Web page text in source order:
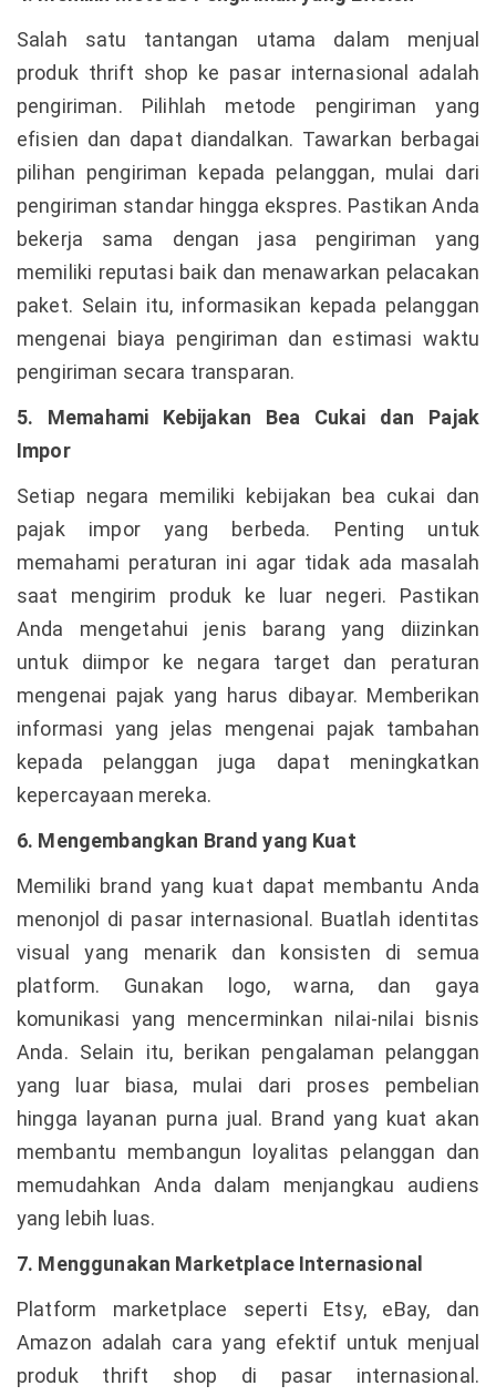
Salah satu tantangan utama dalam menjual
produk thrift shop ke pasar internasional adalah
pengiriman. Pilihlah metode pengiriman yang
efisien dan dapat diandalkan. Tawarkan berbagai
pilihan pengiriman kepada pelanggan, mulai dari
pengiriman standar hingga ekspres. Pastikan Anda
bekerja sama dengan jasa pengiriman yang
memiliki reputasi baik dan menawarkan pelacakan
paket. Selain itu, informasikan kepada pelanggan
mengenai biaya pengiriman dan estimasi waktu
pengiriman secara transparan.
5. Memahami Kebijakan Bea Cukai dan Pajak
Impor
Setiap negara memiliki kebijakan bea cukai dan
pajak impor yang berbeda. Penting untuk
memahami peraturan ini agar tidak ada masalah
saat mengirim produk ke luar negeri. Pastikan
Anda mengetahui jenis barang yang diizinkan
untuk diimpor ke negara target dan peraturan
mengenai pajak yang harus dibayar. Memberikan
informasi yang jelas mengenai pajak tambahan
kepada pelanggan juga dapat meningkatkan
kepercayaan mereka.
6. Mengembangkan Brand yang Kuat
Memiliki brand yang kuat dapat membantu Anda
menonjol di pasar internasional. Buatlah identitas
visual yang menarik dan konsisten di semua
platform. Gunakan logo, warna, dan gaya
komunikasi yang mencerminkan nilai-nilai bisnis
Anda. Selain itu, berikan pengalaman pelanggan
yang luar biasa, mulai dari proses pembelian
hingga layanan purna jual. Brand yang kuat akan
membantu membangun loyalitas pelanggan dan
memudahkan Anda dalam menjangkau audiens
yang lebih luas.
7. Menggunakan Marketplace Internasional
Platform marketplace seperti Etsy, eBay, dan
Amazon adalah cara yang efektif untuk menjual
produk thrift shop di pasar internasional.